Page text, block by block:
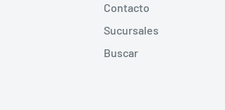
Contacto
Sucursales
Buscar